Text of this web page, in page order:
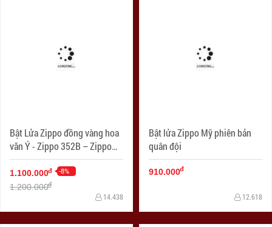
Bật Lửa Zippo đồng vàng hoa
văn Ý - Zippo 352B – Zippo
Venetian Brass
1.100.000đ -8%
1.200.000đ
14.438
Bật lửa Zippo Mỹ phiên bản
quân đội
910.000đ
12.618